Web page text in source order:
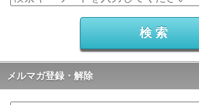
メルマガ登録・解除